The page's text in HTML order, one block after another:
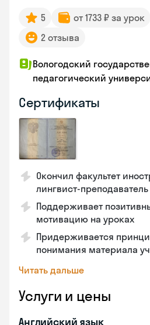
5 от 1733 ₽ за урок
2 отзыва
Вологодский
педагогический
Сертификаты
Окончил факультет
лингвист-преподаватель
Поддерживает
мотивацию на уроках
Придерживается
понимания материала
Читать дальше
Услуги и цены
Английский язык